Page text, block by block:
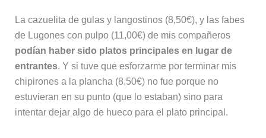
La cazuelita de gulas y langostinos (8,50€), y las fabes
de Lugones con pulpo (11,00€) de mis compañeros
podían haber sido platos principales en lugar de
entrantes. Y si tuve que esforzarme por terminar mis
chipirones a la plancha (8,50€) no fue porque no
estuvieran en su punto (que lo estaban) sino para
intentar dejar algo de hueco para el plato principal.